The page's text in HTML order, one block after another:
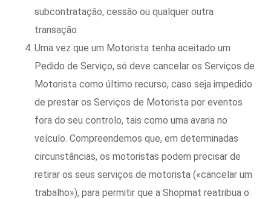
subcontratação, cessão ou qualquer outra
transação.
Uma vez que um Motorista tenha aceitado um
Pedido de Serviço, só deve cancelar os Serviços de
Motorista como último recurso, caso seja impedido
de prestar os Serviços de Motorista por eventos
fora do seu controlo, tais como uma avaria no
veículo. Compreendemos que, em determinadas
circunstâncias, os motoristas podem precisar de
retirar os seus serviços de motorista («cancelar um
trabalho»), para permitir que a Shopmat reatribua o